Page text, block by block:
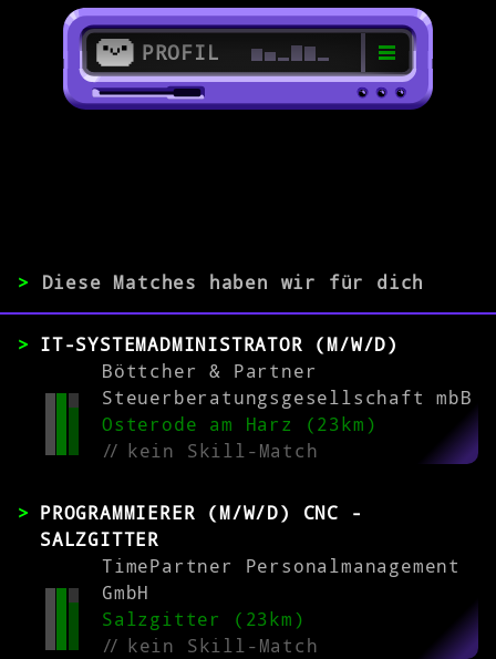
PROFIL
>
0-1 2-5 >5
MATCH
> Diese Matches haben wir für dich
IT-SYSTEMADMINISTRATOR (M/W/D)
Böttcher & Partner
Steuerberatungsgesellschaft mbB
Osterode am Harz (23km)
//kein Skill-Match
PROGRAMMIERER (M/W/D) CNC -
SALZGITTER
TimePartner Personalmanagement
GmbH
Salzgitter (23km)
//kein Skill-Match